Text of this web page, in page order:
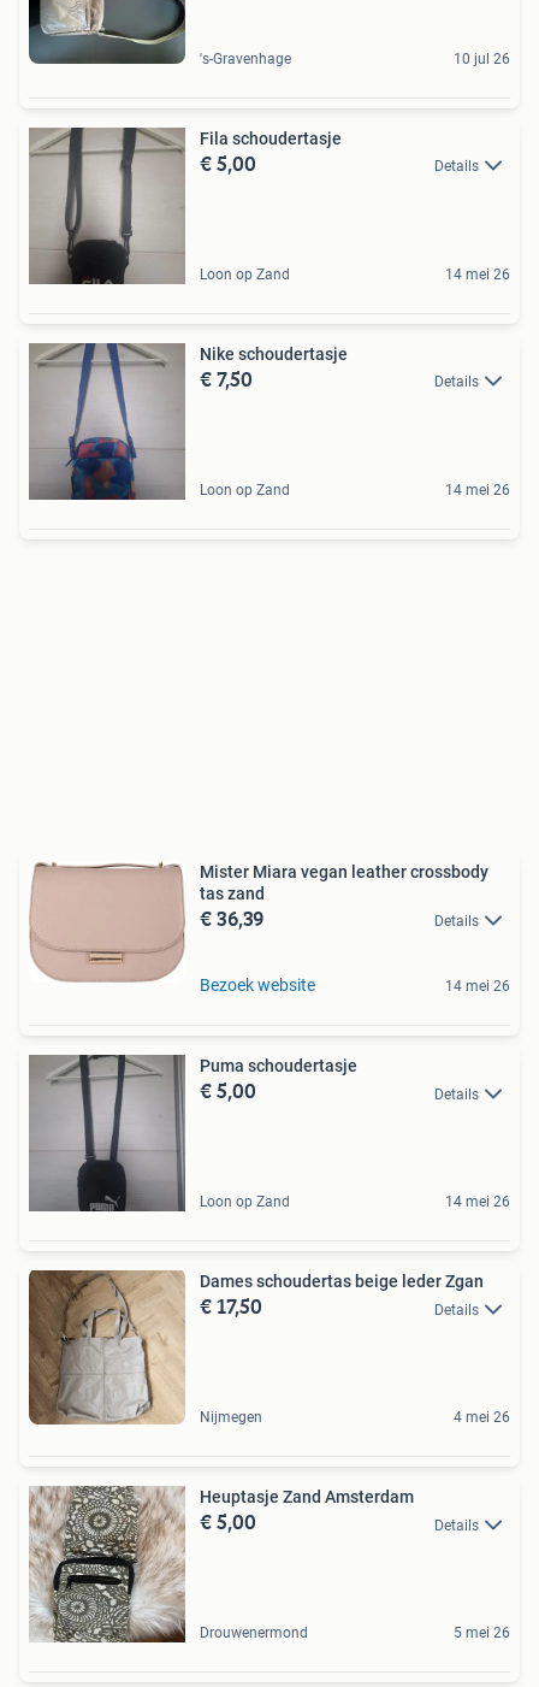
's-Gravenhage 10 jul 26
Fila schoudertasje
€ 5,00 Details
Loon op Zand 14 mei 26
Nike schoudertasje
€ 7,50 Details
Loon op Zand 14 mei 26
Mister Miara vegan leather crossbody
tas zand
€ 36,39 Details
Bezoek website 14 mei 26
Puma schoudertasje
€ 5,00 Details
Loon op Zand 14 mei 26
Dames schoudertas beige leder Zgan
€ 17,50 Details
Nijmegen 4 mei 26
Heuptasje Zand Amsterdam
€ 5,00 Details
Drouwenermond 5 mei 26